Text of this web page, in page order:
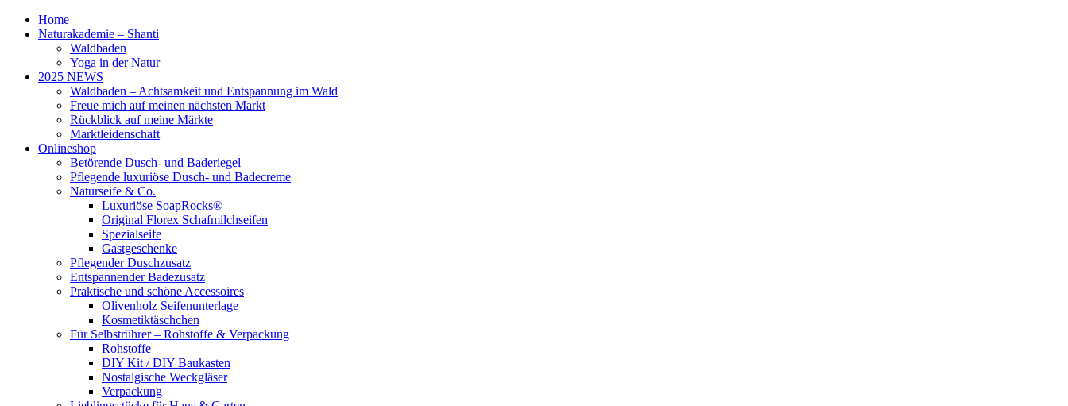
Home
Naturakademie – Shanti
Waldbaden
Yoga in der Natur
2025 NEWS
Waldbaden – Achtsamkeit und Entspannung im Wald
Freue mich auf meinen nächsten Markt
Rückblick auf meine Märkte
Marktleidenschaft
Onlineshop
Betörende Dusch- und Baderiegel
Pflegende luxuriöse Dusch- und Badecreme
Naturseife & Co.
Luxuriöse SoapRocks®
Original Florex Schafmilchseifen
Spezialseife
Gastgeschenke
Pflegender Duschzusatz
Entspannender Badezusatz
Praktische und schöne Accessoires
Olivenholz Seifenunterlage
Kosmetiktäschchen
Für Selbstrührer – Rohstoffe & Verpackung
Rohstoffe
DIY Kit / DIY Baukasten
Nostalgische Weckgläser
Verpackung